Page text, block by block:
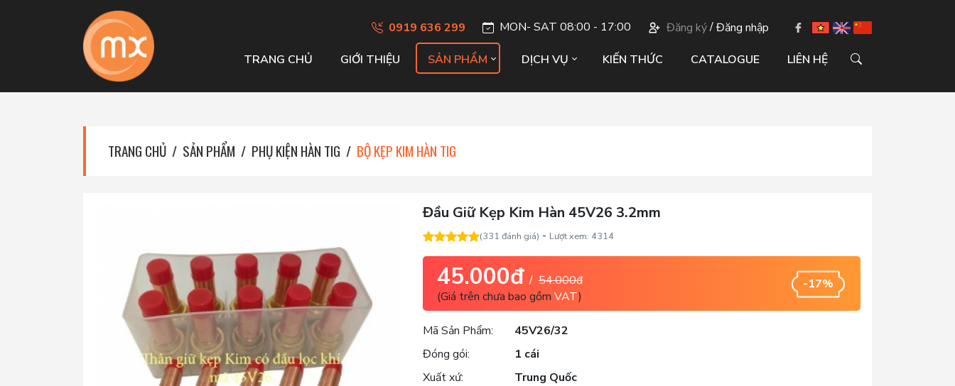
0919 636 299 MON- SAT 08:00 - 17:00 Đăng ký/Đăng nhập
TRANG CHỦ GIỚI THIỆU SẢN PHẨM DỊCH VỤ KIẾN THỨC CATALOGUE LIÊN HỆ
TRANG CHỦ SẢN PHẨM PHỤ KIỆN HÀN TIG BỘ KẸP KIM HÀN TIG
Đầu Giữ Kẹp Kim Hàn 45V26 3.2mm
(331 đánh giá) - Lượt xem: 4314
45.000đ / 54.000đ
-17%
(Giá trên chưa bao gồm VAT)
Mã Sản Phẩm:
45V26/32
Đóng gói:
1 cái
Xuất xứ:
Trung Quốc